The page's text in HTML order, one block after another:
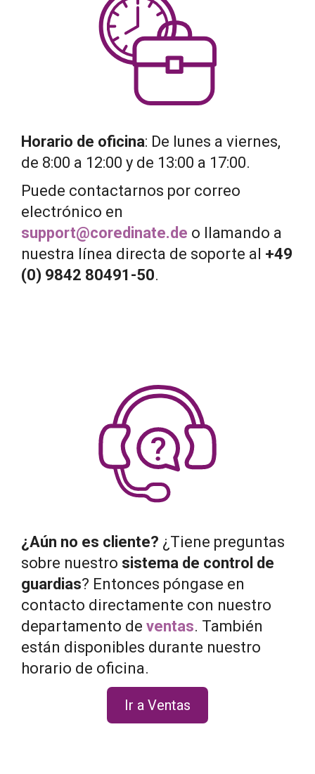
Horario de oficina: De lunes a viernes,
de 8:00 a 12:00 y de 13:00 a 17:00.
Puede contactarnos por correo
electrónico en
support@coredinate.de o llamando a
nuestra línea directa de soporte al +49
(0) 9842 80491-50.
¿Aún no es cliente? ¿Tiene preguntas
sobre nuestro sistema de control de
guardias? Entonces póngase en
contacto directamente con nuestro
departamento de ventas. También
están disponibles durante nuestro
horario de oficina.
Ir a Ventas